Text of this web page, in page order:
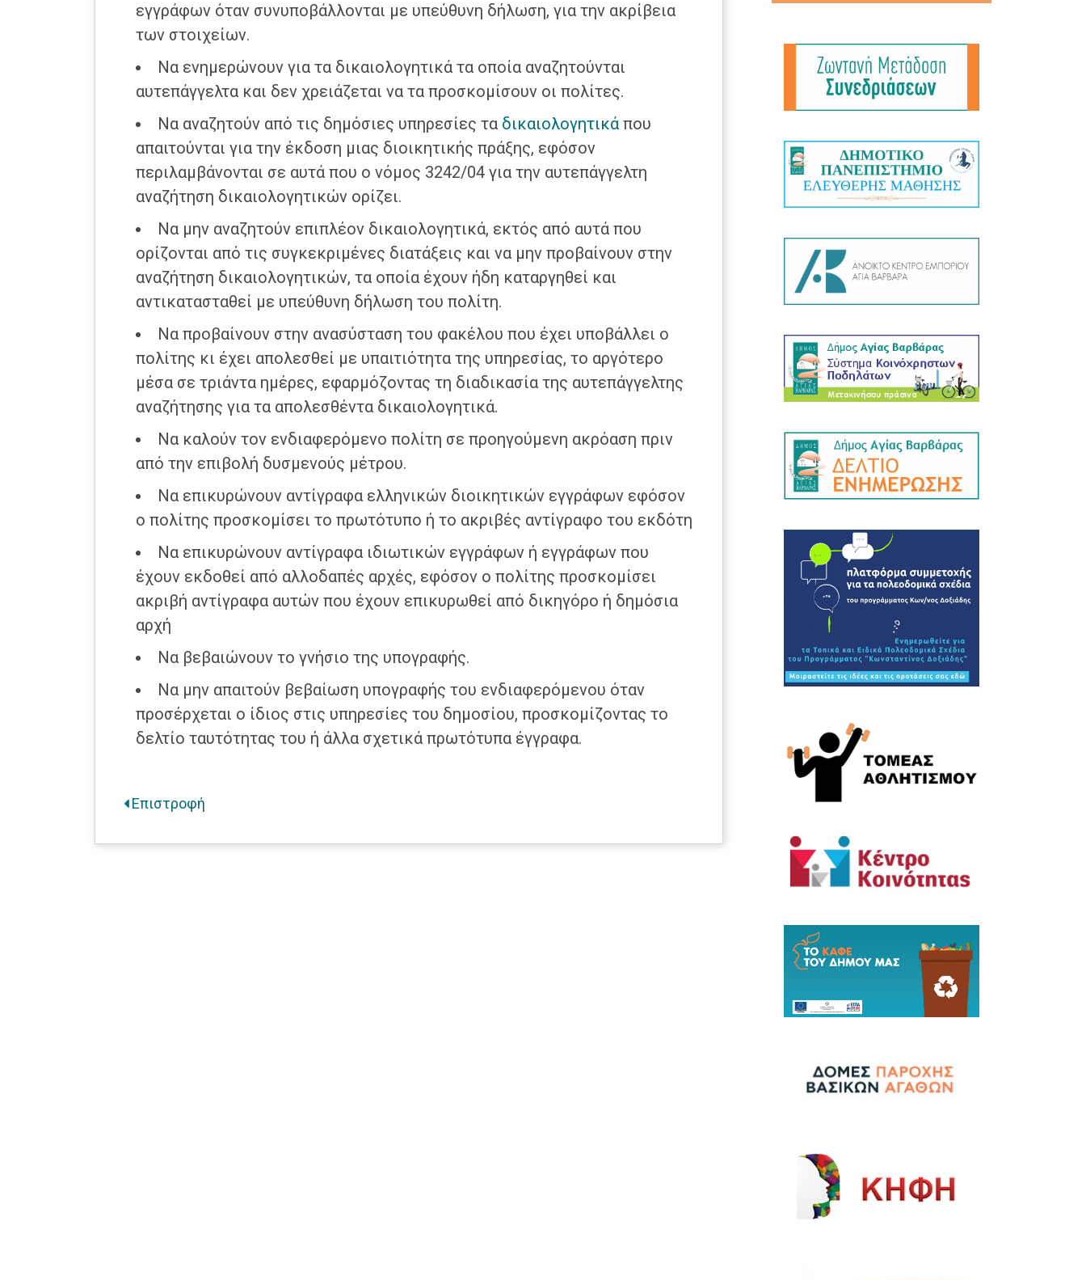
εγγράφων όταν συνυποβάλλονται με υπεύθυνη δήλωση, για την ακρίβεια
των στοιχείων.
Να ενημερώνουν για τα δικαιολογητικά τα οποία αναζητούνται
αυτεπάγγελτα και δεν χρειάζεται να τα προσκομίσουν οι πολίτες.
Να αναζητούν από τις δημόσιες υπηρεσίες τα δικαιολογητικά που
απαιτούνται για την έκδοση μιας διοικητικής πράξης, εφόσον
περιλαμβάνονται σε αυτά που ο νόμος 3242/04 για την αυτεπάγγελτη
αναζήτηση δικαιολογητικών ορίζει.
Να μην αναζητούν επιπλέον δικαιολογητικά, εκτός από αυτά που
ορίζονται από τις συγκεκριμένες διατάξεις και να μην προβαίνουν στην
αναζήτηση δικαιολογητικών, τα οποία έχουν ήδη καταργηθεί και
αντικατασταθεί με υπεύθυνη δήλωση του πολίτη.
Να προβαίνουν στην ανασύσταση του φακέλου που έχει υποβάλλει ο
πολίτης κι έχει απολεσθεί με υπαιτιότητα της υπηρεσίας, το αργότερο
μέσα σε τριάντα ημέρες, εφαρμόζοντας τη διαδικασία της αυτεπάγγελτης
αναζήτησης για τα απολεσθέντα δικαιολογητικά.
Να καλούν τον ενδιαφερόμενο πολίτη σε προηγούμενη ακρόαση πριν
από την επιβολή δυσμενούς μέτρου.
Να επικυρώνουν αντίγραφα ελληνικών διοικητικών εγγράφων εφόσον
ο πολίτης προσκομίσει το πρωτότυπο ή το ακριβές αντίγραφο του εκδότη
Να επικυρώνουν αντίγραφα ιδιωτικών εγγράφων ή εγγράφων που
έχουν εκδοθεί από αλλοδαπές αρχές, εφόσον ο πολίτης προσκομίσει
ακριβή αντίγραφα αυτών που έχουν επικυρωθεί από δικηγόρο ή δημόσια
αρχή
Να βεβαιώνουν το γνήσιο της υπογραφής.
Να μην απαιτούν βεβαίωση υπογραφής του ενδιαφερόμενου όταν
προσέρχεται ο ίδιος στις υπηρεσίες του δημοσίου, προσκομίζοντας το
δελτίο ταυτότητας του ή άλλα σχετικά πρωτότυπα έγγραφα.
Επιστροφή